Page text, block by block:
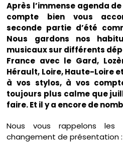
Après l’immense agenda
compte bien vous
seconde partie d’été
Nous gardons nos
musicaux sur différents
France avec le Gard,
Hérault, Loire, Haute-Loire
à vos stylos, à vos
toujours plus calme que
faire. Et il y a encore de
Nous vous rappelons les
changement de présentation :